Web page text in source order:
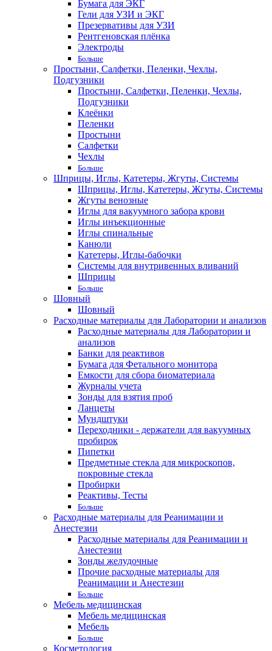
Бумага для ЭКГ
Гели для УЗИ и ЭКГ
Презервативы для УЗИ
Рентгеновская плёнка
Электроды
Больше
Простыни, Салфетки, Пеленки, Чехлы,
Подгузники
Простыни, Салфетки, Пеленки, Чехлы,
Подгузники
Клеёнки
Пеленки
Простыни
Салфетки
Чехлы
Больше
Шприцы, Иглы, Катетеры, Жгуты, Системы
Шприцы, Иглы, Катетеры, Жгуты, Системы
Жгуты венозные
Иглы для вакуумного забора крови
Иглы инъекционные
Иглы спинальные
Канюли
Катетеры, Иглы-бабочки
Системы для внутривенных вливаний
Шприцы
Больше
Шовный
Шовный
Расходные материалы для Лаборатории и анализов
Расходные материалы для Лаборатории и
анализов
Банки для реактивов
Бумага для Фетального монитора
Емкости для сбора биоматериала
Журналы учета
Зонды для взятия проб
Ланцеты
Мундштуки
Переходники - держатели для вакуумных
пробирок
Пипетки
Предметные стекла для микроскопов,
покровные стекла
Пробирки
Реактивы, Тесты
Больше
Расходные материалы для Реанимации и
Анестезии
Расходные материалы для Реанимации и
Анестезии
Зонды желудочные
Прочие расходные материалы для
Реанимации и Анестезии
Больше
Мебель медицинская
Мебель медицинская
Мебель
Больше
Косметология